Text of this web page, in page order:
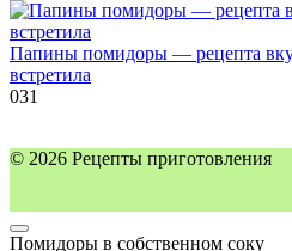
Папины помидоры — рецепта
встретила
031
© 2026 Рецепты приготовления
Помидоры в собственном соку